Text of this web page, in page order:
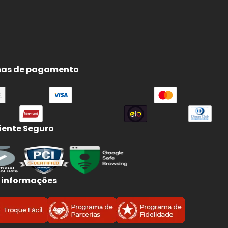
de pagamento
Seguro
informações